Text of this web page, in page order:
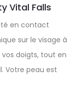
Vital Falls
en contact
sur le visage à
doigts, tout en
Votre peau est